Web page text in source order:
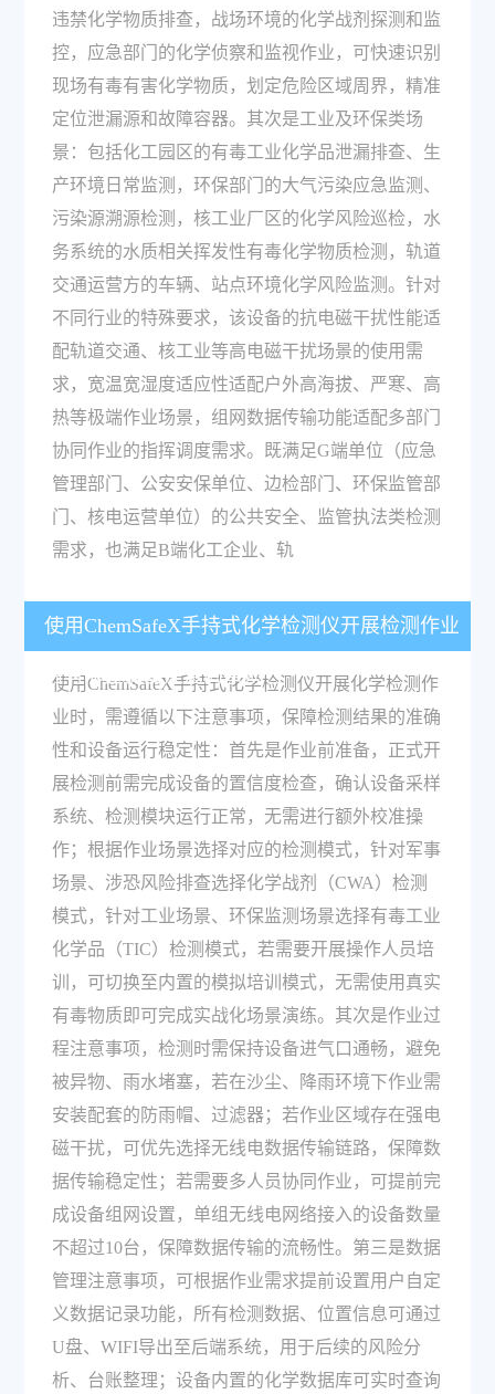
违禁化学物质排查，战场环境的化学战剂探测和监
控，应急部门的化学侦察和监视作业，可快速识别
现场有毒有害化学物质，划定危险区域周界，精准
定位泄漏源和故障容器。其次是工业及环保类场
景：包括化工园区的有毒工业化学品泄漏排查、生
产环境日常监测，环保部门的大气污染应急监测、
污染源溯源检测，核工业厂区的化学风险巡检，水
务系统的水质相关挥发性有毒化学物质检测，轨道
交通运营方的车辆、站点环境化学风险监测。针对
不同行业的特殊要求，该设备的抗电磁干扰性能适
配轨道交通、核工业等高电磁干扰场景的使用需
求，宽温宽湿度适应性适配户外高海拔、严寒、高
热等极端作业场景，组网数据传输功能适配多部门
协同作业的指挥调度需求。既满足G端单位（应急
管理部门、公安安保单位、边检部门、环保监管部
门、核电运营单位）的公共安全、监管执法类检测
需求，也满足B端化工企业、轨
使用ChemSafeX手持式化学检测仪开展检测作业
时有哪些需要注意的事项？
使用ChemSafeX手持式化学检测仪开展化学检测作
业时，需遵循以下注意事项，保障检测结果的准确
性和设备运行稳定性：首先是作业前准备，正式开
展检测前需完成设备的置信度检查，确认设备采样
系统、检测模块运行正常，无需进行额外校准操
作；根据作业场景选择对应的检测模式，针对军事
场景、涉恐风险排查选择化学战剂（CWA）检测
模式，针对工业场景、环保监测场景选择有毒工业
化学品（TIC）检测模式，若需要开展操作人员培
训，可切换至内置的模拟培训模式，无需使用真实
有毒物质即可完成实战化场景演练。其次是作业过
程注意事项，检测时需保持设备进气口通畅，避免
被异物、雨水堵塞，若在沙尘、降雨环境下作业需
安装配套的防雨帽、过滤器；若作业区域存在强电
磁干扰，可优先选择无线电数据传输链路，保障数
据传输稳定性；若需要多人员协同作业，可提前完
成设备组网设置，单组无线电网络接入的设备数量
不超过10台，保障数据传输的流畅性。第三是数据
管理注意事项，可根据作业需求提前设置用户自定
义数据记录功能，所有检测数据、位置信息可通过
U盘、WIFI导出至后端系统，用于后续的风险分
析、台账整理；设备内置的化学数据库可实时查询